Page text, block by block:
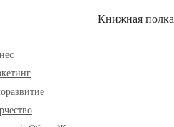
Книжная полка